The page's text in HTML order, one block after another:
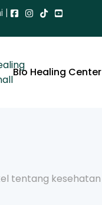
|
Bio Healing Center
tentang kesehatan